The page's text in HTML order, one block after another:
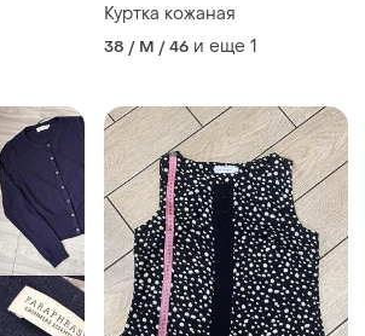
Куртка кожаная
38 / M / 46 и еще 1